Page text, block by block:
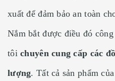
xuất để đảm bảo an toàn
Nắm bắt được điều đó
tôichuyên cung cấp các
lượng. Tất cả sản phẩm